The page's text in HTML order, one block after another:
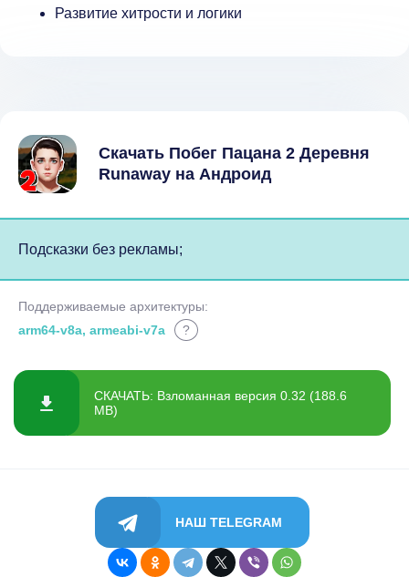
Развитие хитрости и логики
Скачать Побег Пацана 2 Деревня
Runaway на Андроид
Подсказки без рекламы;
Поддерживаемые архитектуры:
arm64-v8a, armeabi-v7a
?
СКАЧАТЬ: Взломанная версия 0.32 (188.6
MB)
НАШ TELEGRAM